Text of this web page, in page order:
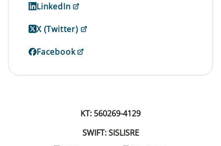
LinkedIn
X (Twitter)
Facebook
KT: 560269-4129
SWIFT: SISLISRE